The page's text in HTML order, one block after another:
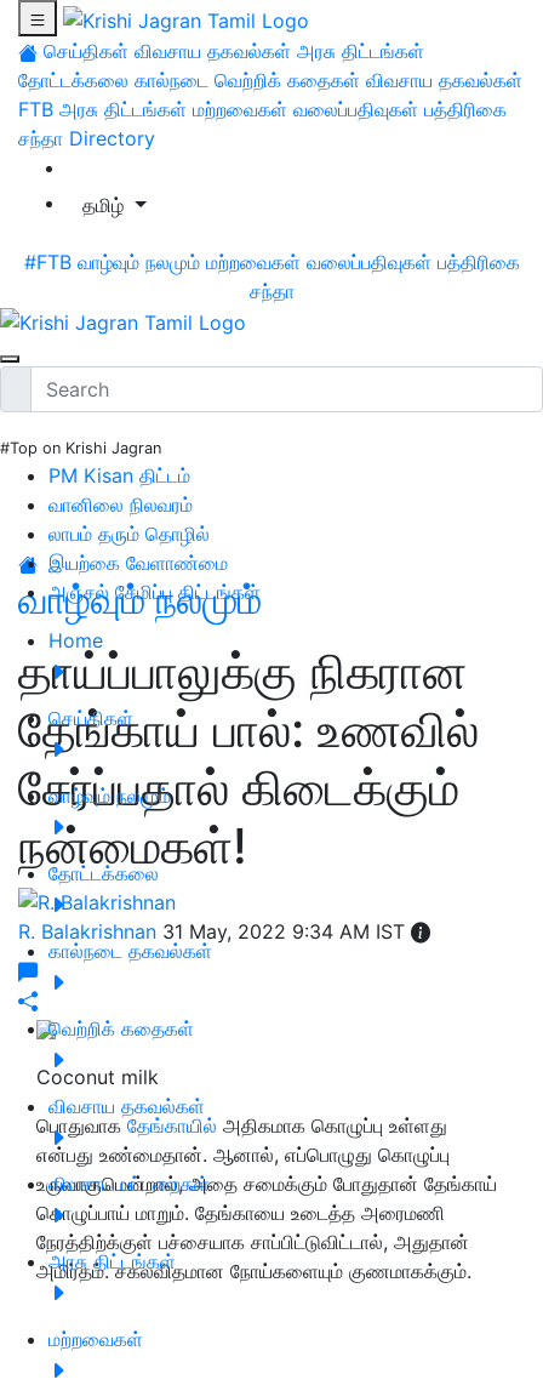
செய்திகள் விவசாய தகவல்கள் அரசு திட்டங்கள்
தோட்டக்கலை கால்நடை வெற்றிக் கதைகள் விவசாய தகவல்கள்
FTB அரசு திட்டங்கள் மற்றவைகள் வலைப்பதிவுகள் பத்திரிகை
சந்தா Directory
தமிழ்
#FTB வாழ்வும் நலமும் மற்றவைகள் வலைப்பதிவுகள் பத்திரிகை
சந்தா
#Top on Krishi Jagran
PM Kisan திட்டம்
வானிலை நிலவரம்
லாபம் தரும் தொழில்
இயற்கை வேளாண்மை
அஞ்சல் சேமிப்பு திட்டங்கள்
Home
செய்திகள்
வாழ்வும் நலமும்
தோட்டக்கலை
கால்நடை தகவல்கள்
வெற்றிக் கதைகள்
விவசாய தகவல்கள்
விவசாய பட்டறைகள்
அரசு திட்டங்கள்
மற்றவைகள்
வாழ்வும் நலமும்
தாய்ப்பாலுக்கு நிகரான
தேங்காய் பால்: உணவில்
சேர்ப்பதால் கிடைக்கும்
நன்மைகள்!
R. Balakrishnan 31 May, 2022 9:34 AM IST
Coconut milk
பொதுவாகதேங்காயில் அதிகமாக கொழுப்பு உள்ளது
என்பது உண்மைதான். ஆனால், எப்பொழுது கொழுப்பு
உருவாகுமென்றால், அதை சமைக்கும் போதுதான் தேங்காய்
கொழுப்பாய் மாறும். தேங்காயை உடைத்த அரைமணி
நேரத்திற்க்குள் பச்சையாக சாப்பிட்டுவிட்டால், அதுதான்
அமிர்தம். சகலவிதமான நோய்களையும் குணமாகக்கும்.